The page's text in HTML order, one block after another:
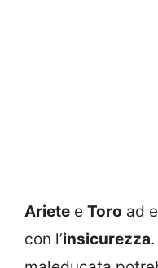
Ariete e Toro ad
con l’insicurezza